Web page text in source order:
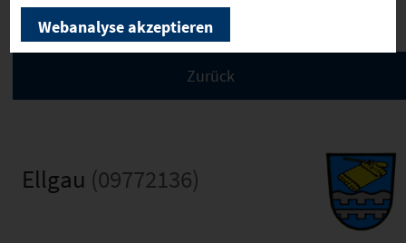
Ellgau (09772136)
Webanalyse akzeptieren